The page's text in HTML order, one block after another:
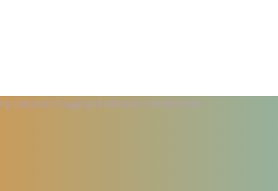
Lakukan Fogging di Wilayah Terdampak